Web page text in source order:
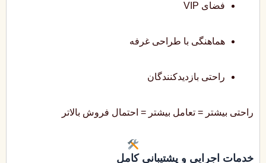
فضای VIP
هماهنگی با طراحی غرفه
راحتی بازدیدکنندگان
راحتی بیشتر = تعامل بیشتر = احتمال فروش بالاتر
خدمات اجرایی و پشتیبانی کامل